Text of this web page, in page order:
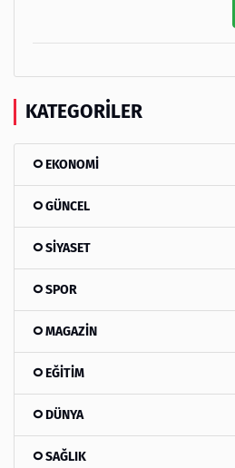
KATEGORILER
EKONOMİ
GÜNCEL
SİYASET
SPOR
MAGAZİN
EĞİTİM
DÜNYA
SAĞLIK